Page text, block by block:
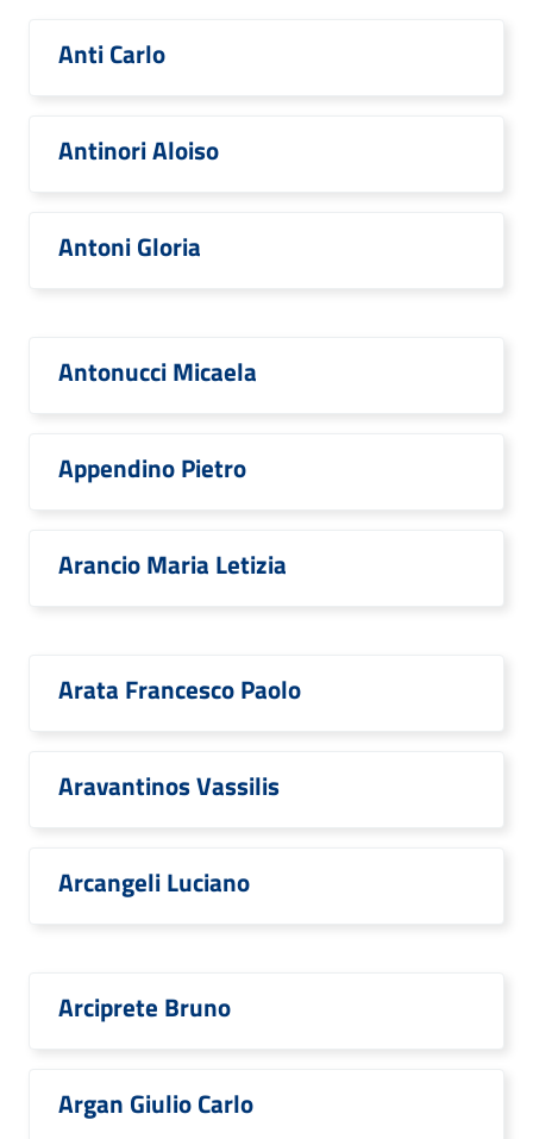
Anti Carlo
Antinori Aloiso
Antoni Gloria
Antonucci Micaela
Appendino Pietro
Arancio Maria Letizia
Arata Francesco Paolo
Aravantinos Vassilis
Arcangeli Luciano
Arciprete Bruno
Argan Giulio Carlo